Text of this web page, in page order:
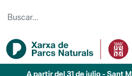
A partir del 31 de julio - Sant